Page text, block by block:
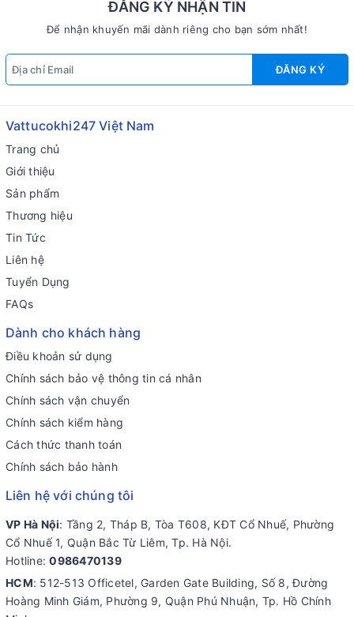
ĐĂNG KÝ NHẬN TIN
Để nhận khuyến mãi dành riêng cho bạn sớm nhất!
ĐĂNG KÝ
Vattucokhi247 Việt Nam
Trang chủ
Giới thiệu
Sản phẩm
Thương hiệu
Tin Tức
Liên hệ
Tuyển Dụng
FAQs
Dành cho khách hàng
Điều khoản sử dụng
Chính sách bảo vệ thông tin cá nhân
Chính sách vận chuyển
Chính sách kiểm hàng
Cách thức thanh toán
Chính sách bảo hành
Liên hệ với chúng tôi
VP Hà Nội: Tầng 2, Tháp B, Tòa T608, KĐT Cổ Nhuế, Phường
Cổ Nhuế 1, Quận Bắc Từ Liêm, Tp. Hà Nội.
Hotline:0986470139
HCM: 512-513 Officetel, Garden Gate Building, Số 8, Đường
Hoàng Minh Giám, Phường 9, Quận Phú Nhuận, Tp. Hồ Chính